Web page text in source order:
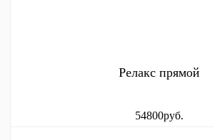
Релакс прямой
54800руб.